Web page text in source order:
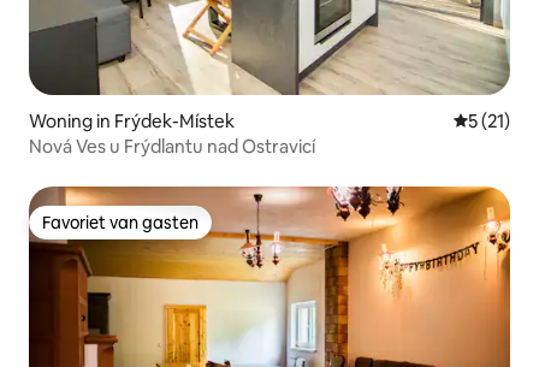
Woning in Frýdek-Místek
5 (21)
Nová Ves u Frýdlantu nad Ostravicí
Favoriet van gasten
Favoriet van gasten